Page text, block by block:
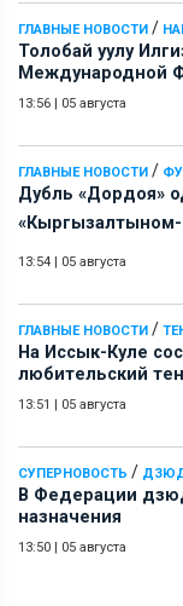
ГЛАВНЫЕ НОВОСТИ /
Толобай уулу
Международной
13:56 | 05 августа
ГЛАВНЫЕ НОВОСТИ /
Дубль «Дордоя»
«Кыргызалтыном-
13:54 | 05 августа
ГЛАВНЫЕ НОВОСТИ /
На Иссык-Куле
любительский
13:51 | 05 августа
СУПЕРНОВОСТЬ /
В Федерации
назначения
13:50 | 05 августа